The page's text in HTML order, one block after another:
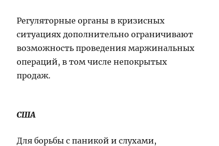
Регуляторные органы в кризисных
ситуациях дополнительно ограничивают
возможность проведения маржинальных
операций, в том числе непокрытых
продаж.
США
Для борьбы с паникой и слухами,